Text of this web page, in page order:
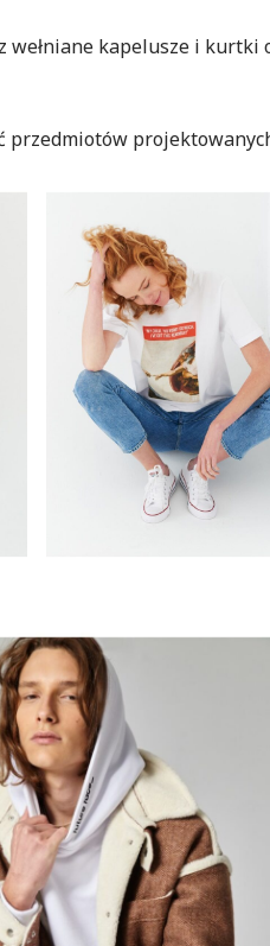
wełniane kapelusze i kurtki
przedmiotów